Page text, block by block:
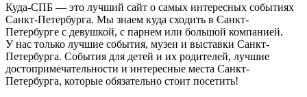
Куда-СПБ — это лучший сайт о самых интересных событиях
Санкт-Петербурга. Мы знаем куда сходить в Санкт-
Петербурге с девушкой, с парнем или большой компанией.
У нас только лучшие события, музеи и выставки Санкт-
Петербурга. События для детей и их родителей, лучшие
достопримечательности и интересные места Санкт-
Петербурга, которые обязательно стоит посетить!